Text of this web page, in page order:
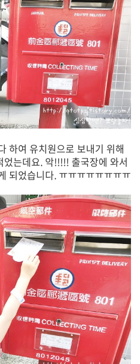
하여 유치원으로 보내기 위해
는데요. 악!!!!! 출국장에 와서
되었습니다. ㅠㅠㅠㅠㅠㅠㅠㅠ